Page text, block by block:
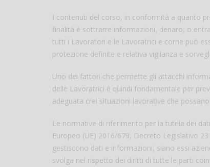
I contenuti del corso, in conformità a quanto
finalità è sottrarre informazioni, denaro, o
tutti i Lavoratori e le Lavoratrici e come può
protezione definite e relativa vigilanza e
Uno dei fattori che permette gli attacchi
delle Lavoratrici è quindi fondamentale per
adeguata crei situazioni lavorative che
Le normative di riferimento per la tutela dei
Europeo (UE) 2016/679, Decreto Legislativo
gestiscono dati e informazioni, siano essi
svolga nel rispetto dei diritti di tutte le parti